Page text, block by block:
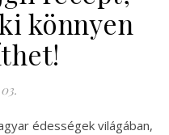
könnyen